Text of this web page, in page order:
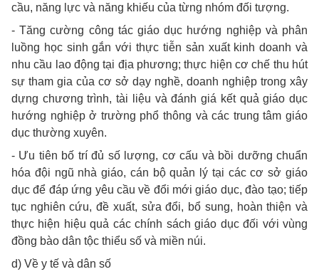
cầu, năng lực và năng khiếu của từng nhóm đối tượng.
- Tăng cường công tác giáo dục hướng nghiệp và phân
luồng học sinh gắn với thực tiễn sản xuất kinh doanh và
nhu cầu lao động tại địa phương; thực hiện cơ chế thu hút
sự tham gia của cơ sở dạy nghề, doanh nghiệp trong xây
dựng chương trình, tài liệu và đánh giá kết quả giáo dục
hướng nghiệp ở trường phổ thông và các trung tâm giáo
dục thường xuyên.
- Ưu tiên bố trí đủ số lượng, cơ cấu và bồi dưỡng chuẩn
hóa đội ngũ nhà giáo, cán bộ quản lý tại các cơ sở giáo
dục để đáp ứng yêu cầu về đổi mới giáo dục, đào tạo; tiếp
tục nghiên cứu, đề xuất, sửa đổi, bổ sung, hoàn thiện và
thực hiện hiệu quả các chính sách giáo dục đối với vùng
đồng bào dân tộc thiểu số và miền núi.
d) Về y tế và dân số